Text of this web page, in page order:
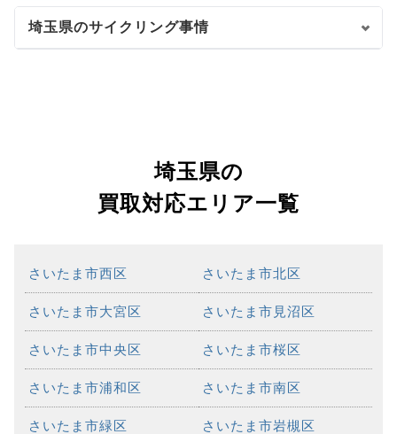
埼玉県のサイクリング事情
埼玉県の
買取対応エリア一覧
さいたま市西区 さいたま市北区
さいたま市大宮区 さいたま市見沼区
さいたま市中央区 さいたま市桜区
さいたま市浦和区 さいたま市南区
さいたま市緑区 さいたま市岩槻区